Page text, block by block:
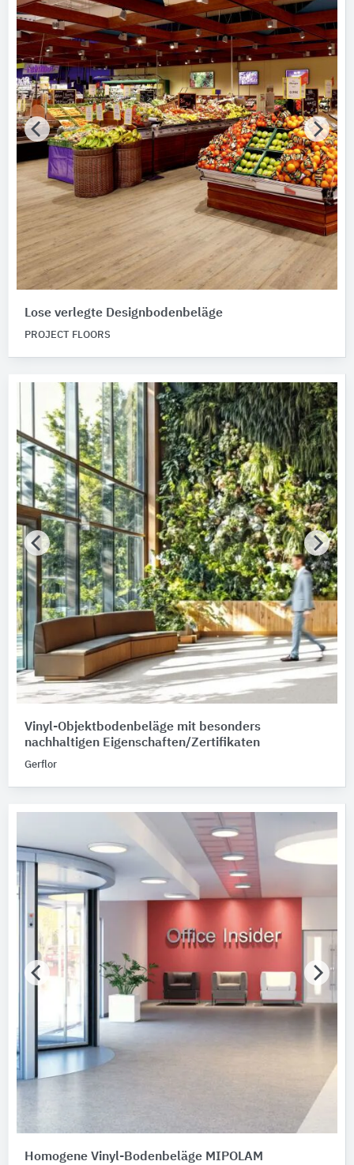
Lose verlegte Designbodenbeläge
PROJECT FLOORS
Vinyl-Objektbodenbeläge mit besonders
nachhaltigen Eigenschaften/Zertifikaten
Gerflor
Homogene Vinyl-Bodenbeläge MIPOLAM